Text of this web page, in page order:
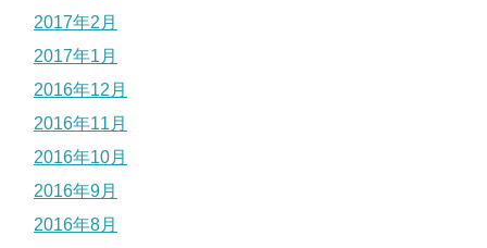
2017年2月
2017年1月
2016年12月
2016年11月
2016年10月
2016年9月
2016年8月